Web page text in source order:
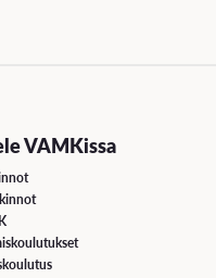
VAMKissa